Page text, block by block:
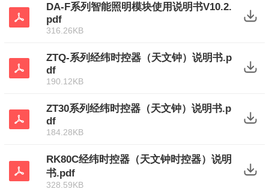
DA-F系列智能照明模块使用说明书V10.2.
pdf
316.26KB
ZTQ-系列经纬时控器（天文钟）说明书.p
df
190.12KB
ZT30系列经纬时控器（天文钟）说明书.p
df
184.28KB
RK80C经纬时控器（天文钟时控器）说明
书.pdf
328.59KB